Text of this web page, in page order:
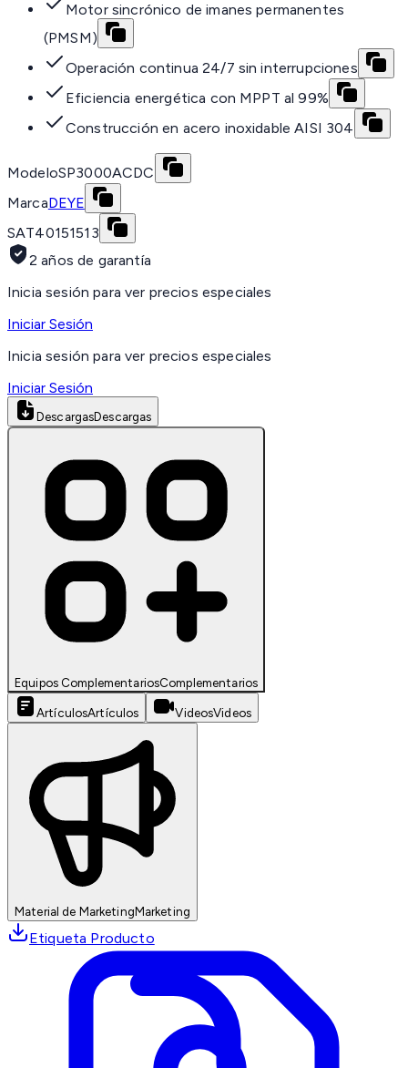
Motor sincrónico de imanes permanentes
(PMSM)
Operación continua 24/7 sin interrupciones
Eficiencia energética con MPPT al 99%
Construcción en acero inoxidable AISI 304
ModeloSP3000ACDC
MarcaDEYE
SAT40151513
2 años de garantía
Inicia sesión para ver precios especiales
Iniciar Sesión
Inicia sesión para ver precios especiales
Iniciar Sesión
DescargasDescargas
Equipos ComplementariosComplementarios
ArtículosArtículos VideosVideos
Material de MarketingMarketing
Etiqueta Producto